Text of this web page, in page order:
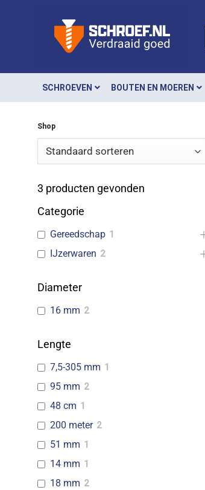
SCHROEVEN BOUTEN EN MOEREN
Shop
3 producten gevonden
Categorie
Gereedschap 1
IJzerwaren 2
Diameter
16 mm 2
Lengte
7,5-305 mm 1
95 mm 2
48 cm 1
200 meter 2
51 mm 1
14 mm 1
18 mm 2